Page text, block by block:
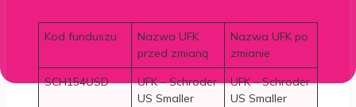
Kod funduszu
Nazwa UFK
przed zmianą
Nazwa UFK po
zmianie
SCH154USD
UFK – Schroder
US Smaller
UFK – Schroder
US Smaller